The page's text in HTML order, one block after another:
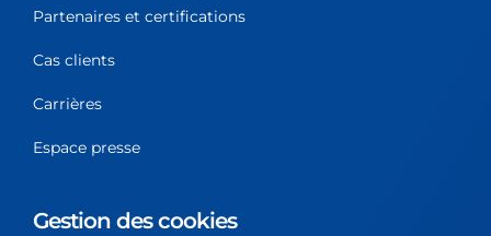
Partenaires et certifications
Cas clients
Carrières
Espace presse
Gestion des cookies